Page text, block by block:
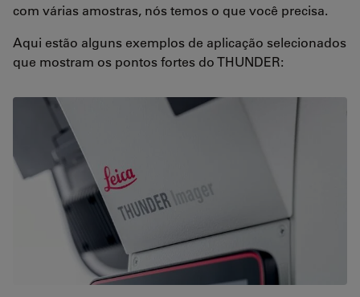
com várias amostras, nós temos o que você precisa.
Aqui estão alguns exemplos de aplicação selecionados
que mostram os pontos fortes do THUNDER: